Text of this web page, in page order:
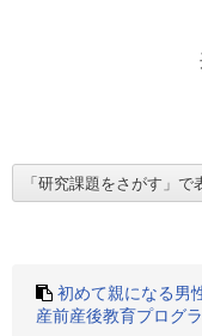
初めて親になる男
産前産後教育プログ